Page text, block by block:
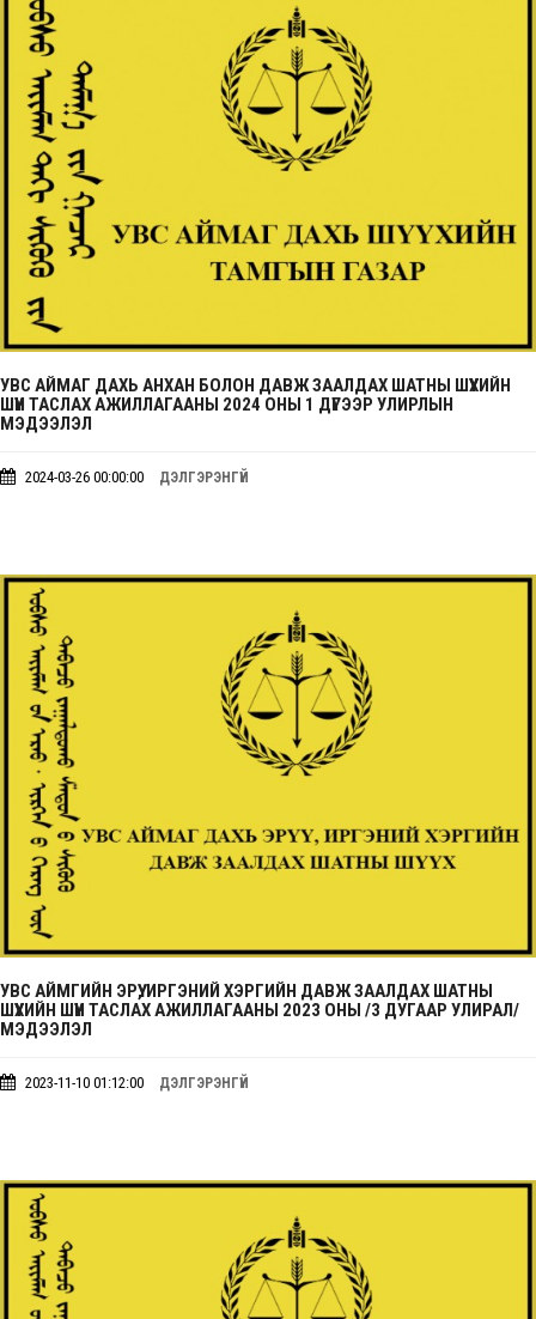
УВС АЙМАГ ДАХЬ АНХАН БОЛОН ДАВЖ ЗААЛДАХ ШАТНЫ ШҮҮХИЙН
ШҮҮН ТАСЛАХ АЖИЛЛАГААНЫ 2024 ОНЫ 1 ДҮГЭЭР УЛИРЛЫН
МЭДЭЭЛЭЛ
2024-03-26 00:00:00 ДЭЛГЭРЭНГҮЙ
УВС АЙМГИЙН ЭРҮҮ, ИРГЭНИЙ ХЭРГИЙН ДАВЖ ЗААЛДАХ ШАТНЫ
ШҮҮХИЙН ШҮҮН ТАСЛАХ АЖИЛЛАГААНЫ 2023 ОНЫ /3 ДУГААР УЛИРАЛ/
МЭДЭЭЛЭЛ
2023-11-10 01:12:00 ДЭЛГЭРЭНГҮЙ